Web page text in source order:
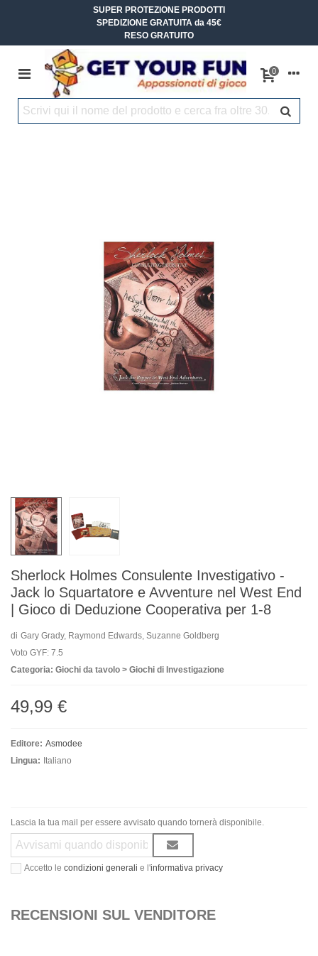
SUPER PROTEZIONE PRODOTTI
SPEDIZIONE GRATUITA da 45€
RESO GRATUITO
0
Sherlock Holmes Consulente Investigativo -
Jack lo Squartatore e Avventure nel West End
| Gioco di Deduzione Cooperativa per 1-8
di Gary Grady, Raymond Edwards, Suzanne Goldberg
Voto GYF: 7.5
Categoria: Giochi da tavolo > Giochi di Investigazione
49,99 €
Editore: Asmodee
Lingua: Italiano
Lascia la tua mail per essere avvisato quando tornerà disponibile.
Accetto le condizioni generali e l'informativa privacy
RECENSIONI SUL VENDITORE